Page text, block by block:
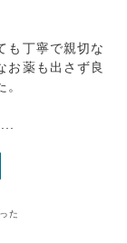
も丁寧で親切な
お薬も出さず良
た